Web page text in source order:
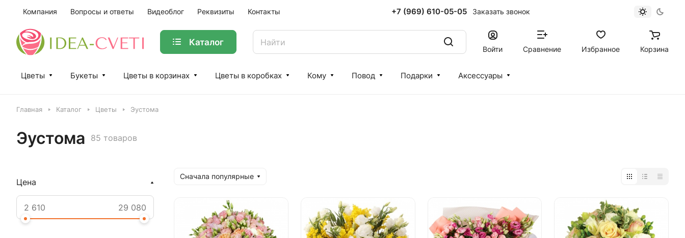
Компания Вопросы и ответы Видеоблог Реквизиты Контакты +7 (969) 610-05-05 Заказать звонок
Каталог
Войти Сравнение Избранное Корзина
Цветы Букеты Цветы в корзинах Цветы в коробках Кому Повод Подарки Аксессуары
Главная Каталог Цветы Эустома
Эустома 85 товаров
Сначала популярные
Цена